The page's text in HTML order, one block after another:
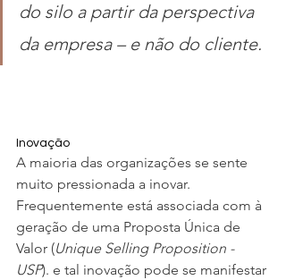
do silo a partir da perspectiva
da empresa – e não do cliente.
Inovação
A maioria das organizações se sente
muito pressionada a inovar.
Frequentemente está associada com à
geração de uma Proposta Única de
Valor (Unique Selling Proposition -
USP). e tal inovação pode se manifestar